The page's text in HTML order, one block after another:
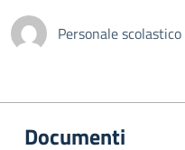
Personale scolastico
Documenti